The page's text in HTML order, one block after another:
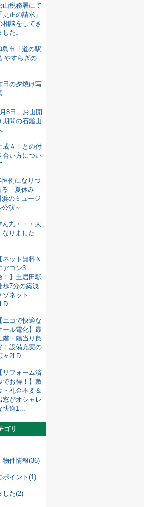
山税務署にて
「更正の請求」
相談をしてき
した。
島市「道の駅
やすらぎの
日の夕焼け写
8日 お山開
期間の石鎚山
成ＡＩとの付
合い方につい
恒例になりつ
る 夏休み
浜のミュージ
公演～
ん丸・・・大
なりました
【ネット無料＆
アコン3
！】土居田駅
歩7分の築浅
ゾネット
【エコで快適な
ール電化】最
階・陽当り良
！設備充実の
々2LD...
【リフォーム済
でお得！】敷
・礼金不要＆
窓がオシャレ
快適1...
ゴリ
件情報(36)
ポイント(1)
した(2)